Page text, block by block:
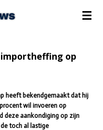
op
heeft bekendgemaakt dat hij
wil invoeren op
deze aankondiging op zijn
toch al lastige